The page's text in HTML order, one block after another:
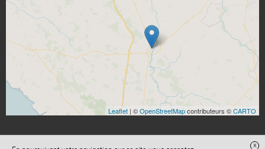
Leaflet | ©OpenStreetMapcontributeurs ©CARTO
x